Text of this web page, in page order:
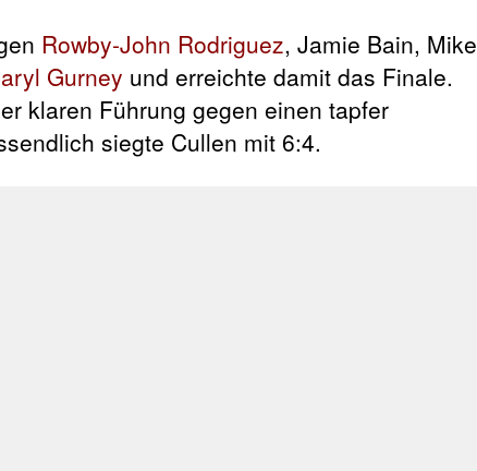
Rowby-John Rodriguez, Jamie Bain, Mike
Gurney und erreichte damit das Finale.
klaren Führung gegen einen tapfer
siegte Cullen mit 6:4.